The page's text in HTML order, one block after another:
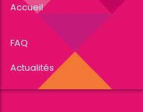
Accueil
FAQ
Actualités